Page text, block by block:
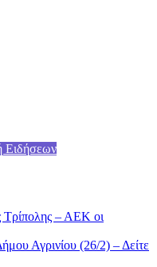
Ειδήσεων
– ΑΕΚ οι
Αγρινίου (26/2) – Δείτε